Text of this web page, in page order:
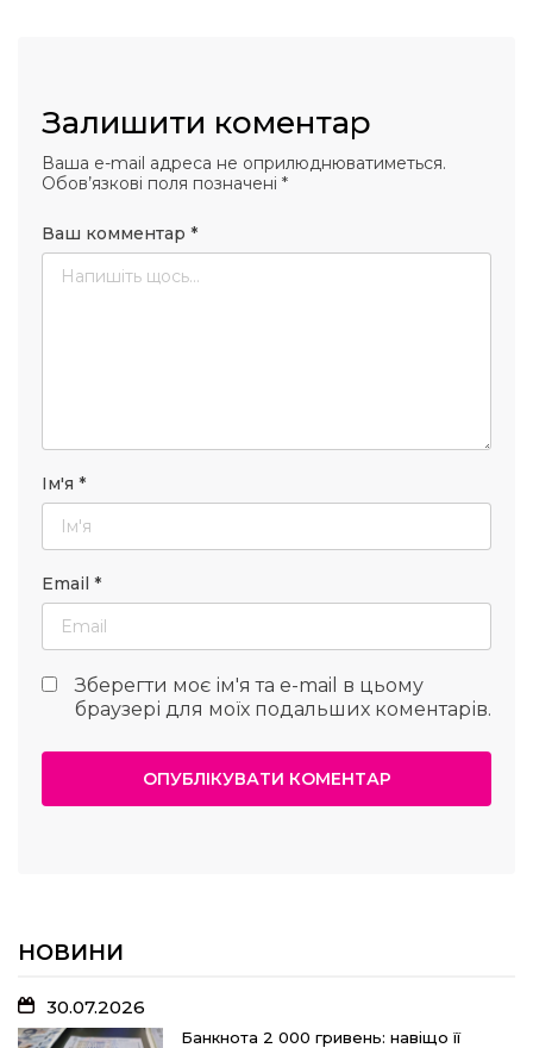
Залишити коментар
Ваша e-mail адреса не оприлюднюватиметься.
Обов’язкові поля позначені *
Ваш комментар *
Ім'я *
Email *
Зберегти моє ім'я та e-mail в цьому
браузері для моїх подальших коментарів.
НОВИНИ
30.07.2026
Банкнота 2 000 гривень: навіщо її